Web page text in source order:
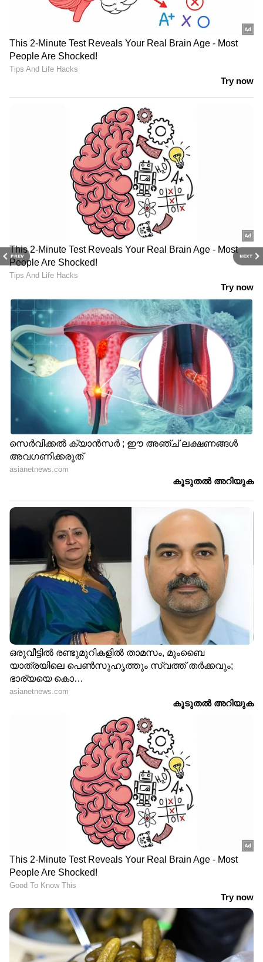
PREV NEXT
കാതില്‍ കാമുകന്റെ കിന്നാരം.
എന്റെ കവിതകള്‍
തണല്‍ എന്ന സ്വപ്നം മാത്രമാണെന്ന്
വിമര്‍ശകരുടെ സ്‌നേഹശാസന.
എന്റെ കവിതകള്‍
കൂട്ടിലടച്ച പട്ടിയുടെ
കുര പോലെയാണെന്ന്
വായനക്കാരുടെ മുറുമുറുപ്പ്.
ശരിയാണ്,
എന്റെ കവിത
കരയുന്നവന്റെ കണ്ണീരൊപ്പുന്നില്ല
വിശക്കുന്നവന് അന്നമാകുന്നില്ല
നെറികെട്ടവന്ന് വഴികാട്ടുന്നില്ല .
എന്റെ കവിത
തൊണ്ടക്കുഴിയില്‍ നിന്ന്
പുറത്തുവരാനാകാത്തൊരു
വിങ്ങലിന്റെ നിസ്സഹായത.
വിഷാദത്തിന്റെ ചതുപ്പില്‍
പുതഞ്ഞു പോകുമ്പോള്‍ ഞാന്‍
പിടിച്ചു നില്‍ക്കുന്നൊരു
പുല്‍ക്കൊടിത്തുമ്പ്.
എന്റെ കവിതക്ക്
ചവറ്റുകുട്ടയില്‍
ചുരുട്ടി എറിയപ്പെട്ടൊരു
കടലാസുകഷ്ണത്തിന്റെ
ഹൃദയമാണ്.
ചില നേരത്തെങ്കിലും
മറവി എന്നു പറയുന്നത്
അതിമനോഹരമായ
അത്രമേല്‍